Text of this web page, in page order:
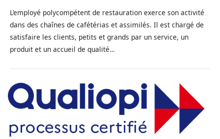
L’employé polycompétent de restauration exerce son activité
dans des chaînes de cafétérias et assimilés. Il est chargé de
satisfaire les clients, petits et grands par un service, un
produit et un accueil de qualité…